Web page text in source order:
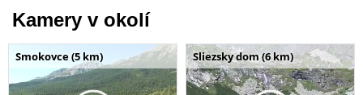
Kamery v okolí
Smokovce (5 km) Sliezsky dom (6 km)